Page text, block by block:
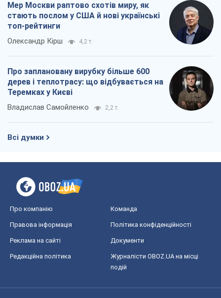
Мер Москви раптово схотів миру, як
стають послом у США й нові українські
топ-рейтинги
Олександр Кірш 4,2 т.
Про заплановану вирубку більше 600
дерев і теплотрасу: що відбувається на
Теремках у Києві
Владислав Самойленко 2,2 т.
Всі думки
Про компанію Команда
Правова інформація Політика конфіденційності
Реклама на сайті Документи
Редакційна політика
Журналісти OBOZ.UA на місці
подій